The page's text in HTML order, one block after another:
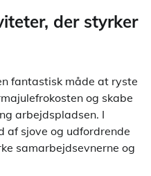
der styrker
fantastisk måde at ryste
og skabe
arbejdspladsen. I
af sjove og udfordrende
samarbejdsevnerne og